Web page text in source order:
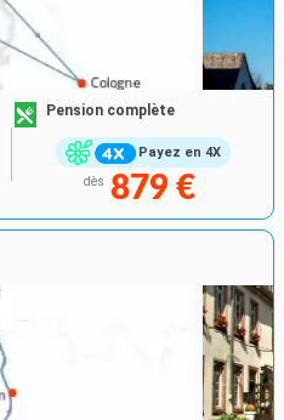
Payez en 4X
Pension complète
dès 879 €